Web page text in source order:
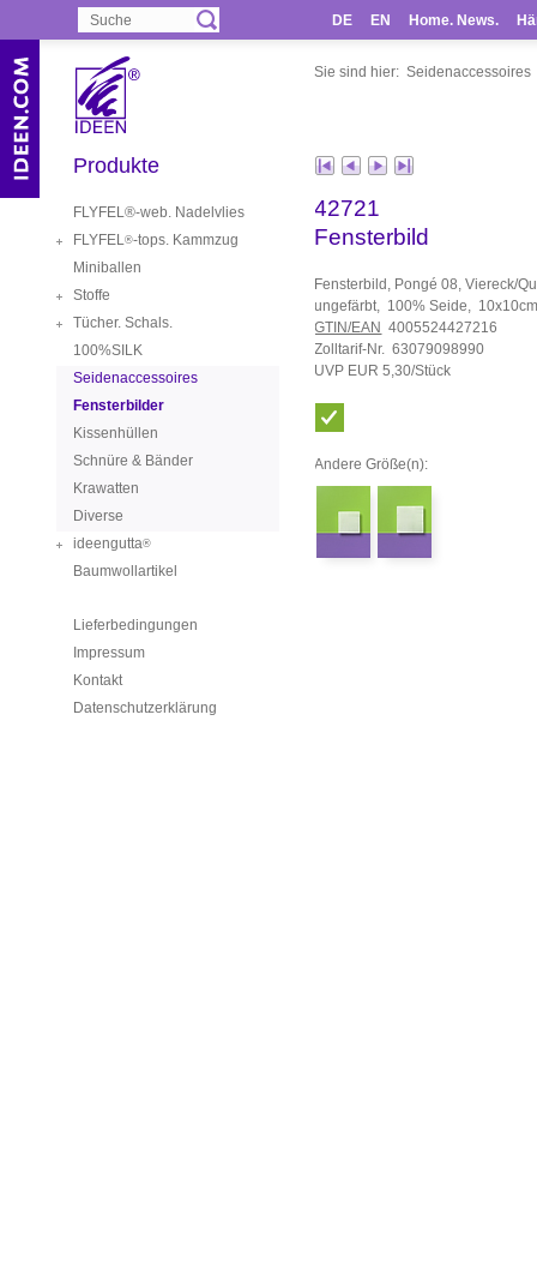
DE EN Home. News.
Sie sind hier: Seidenaccessoires
Produkte
FLYFEL®-web. Nadelvlies
FLYFEL®-tops. Kammzug
Miniballen
Stoffe
Tücher. Schals.
100%SILK
Seidenaccessoires
Fensterbilder
Kissenhüllen
Schnüre & Bänder
Krawatten
Diverse
ideengutta®
Baumwollartikel
Lieferbedingungen
Impressum
Kontakt
Datenschutzerklärung
42721
Fensterbild
Fensterbild, Pongé 08, Viereck/
ungefärbt, 100% Seide,
GTIN/EAN 4005524427216
Zolltarif-Nr. 63079098990
UVP EUR 5,30/Stück
Andere Größe(n):